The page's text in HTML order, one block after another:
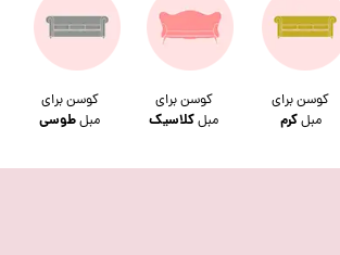
کوسن برای
مبلطوسی
کوسن برای
مبلکرم
کوسن برای
مبلکلاسیک